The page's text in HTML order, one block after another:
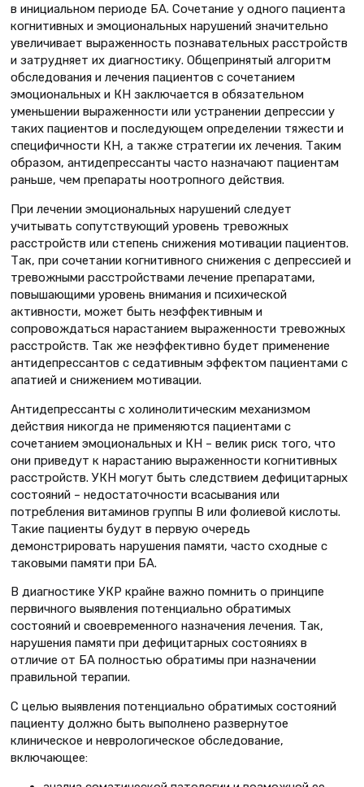
в инициальном периоде БА. Сочетание у одного пациента
когнитивных и эмоциональных нарушений значительно
увеличивает выраженность познавательных расстройств
и затрудняет их диагностику. Общепринятый алгоритм
обследования и лечения пациентов с сочетанием
эмоциональных и КН заключается в обязательном
уменьшении выраженности или устранении депрессии у
таких пациентов и последующем определении тяжести и
специфичности КН, а также стратегии их лечения. Таким
образом, антидепрессанты часто назначают пациентам
раньше, чем препараты ноотропного действия.
При лечении эмоциональных нарушений следует
учитывать сопутствующий уровень тревожных
расстройств или степень снижения мотивации пациентов.
Так, при сочетании когнитивного снижения с депрессией и
тревожными расстройствами лечение препаратами,
повышающими уровень внимания и психической
активности, может быть неэффективным и
сопровождаться нарастанием выраженности тревожных
расстройств. Так же неэффективно будет применение
антидепрессантов с седативным эффектом пациентами с
апатией и снижением мотивации.
Антидепрессанты с холинолитическим механизмом
действия никогда не применяются пациентами с
сочетанием эмоциональных и КН – велик риск того, что
они приведут к нарастанию выраженности когнитивных
расстройств. УКН могут быть следствием дефицитарных
состояний – недостаточности всасывания или
потребления витаминов группы В или фолиевой кислоты.
Такие пациенты будут в первую очередь
демонстрировать нарушения памяти, часто сходные с
таковыми памяти при БА.
В диагностике УКР крайне важно помнить о принципе
первичного выявления потенциально обратимых
состояний и своевременного назначения лечения. Так,
нарушения памяти при дефицитарных состояниях в
отличие от БА полностью обратимы при назначении
правильной терапии.
С целью выявления потенциально обратимых состояний
пациенту должно быть выполнено развернутое
клиническое и неврологическое обследование,
включающее: